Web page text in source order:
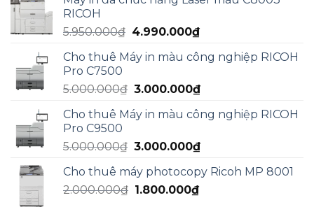
là:
tại
RICOH
5.950.000₫ Giá
là:
4.990.000₫Giá
tại
4.990.000₫.
Cho thuê Máy in màu công nghiệp RICOH
Pro C7500
5.000.000₫ Giá
là:
3.000.000₫Giá
tại
3.000.000₫.
Cho thuê Máy in màu công nghiệp RICOH
Pro C9500
5.000.000₫ Giá
là:
5.000.000₫.
3.000.000₫Giá
tại
Cho thuê máy photocopy Ricoh MP 8001
2.000.000₫ Giá
1.800.000₫Giá